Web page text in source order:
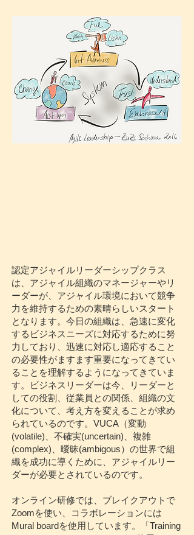
認定アジャイルリーダーシップクラス
は、アジャイル組織のマネージャーやリ
ーダーが、アジャイル環境において競争
力を維持するための素晴らしいスタート
となります。今日の組織は、急速に変化
するビジネスニーズに対応するために努
力しており、迅速に対応し適応すること
の必要性がますます重要になってきてい
ることを理解するようになってきていま
す。ビジネスリーダーは今、リーダーと
しての役割、従業員との関係、組織の文
化について、考え方を変えることが求め
られているのです。VUCA（変動
(volatile)、不確実(uncertain)、複雑
(complex)、曖昧(ambigous）の世界で組
織を成功に導くために、アジャイルリー
ダーが必要とされているのです。
オンライン研修では、ブレイクアウトで
Zoomを使い、コラボレーションには
Mural boardを使用しています。「Training